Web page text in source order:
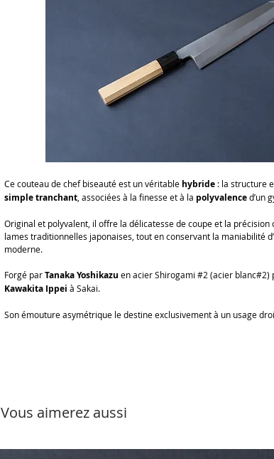
Ce couteau de chef biseauté est un véritable hybride : la structure
simple tranchant, associées à la finesse et à la polyvalenced’un
Original et polyvalent, il offre la délicatesse de coupe et la précision
lames traditionnelles japonaises, tout en conservant la maniabilité
moderne.
Forgé parTanaka Yoshikazu en acier Shirogami #2 (acier blanc#2)
Kawakita Ippei à Sakai.
Son émouture asymétrique le destine exclusivement à un usage
Vous aimerez aussi